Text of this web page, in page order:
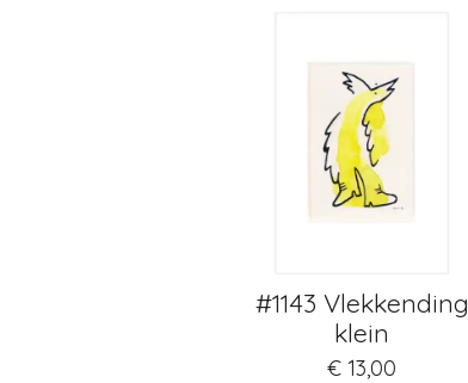
#1143 Vlekkending
klein
€ 13,00